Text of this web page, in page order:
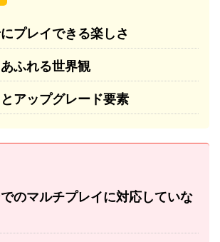
プレイできる楽しさ
ふれる世界観
アップグレード要素
のマルチプレイに対応していな